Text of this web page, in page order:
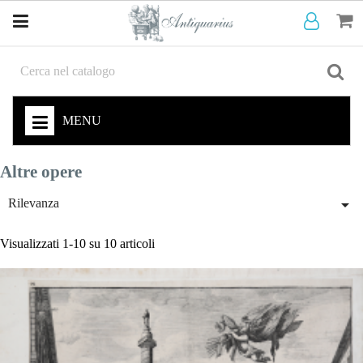
MENU
Altre opere
Rilevanza 
Visualizzati 1-10 su 10 articoli